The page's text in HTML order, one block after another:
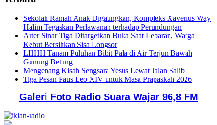
Sekolah Ramah Anak Digaungkan, Kompleks Xaverius Way
Halim Tegaskan Perlawanan terhadap Perundungan
Arter Sinar Tiga Ditargetkan Buka Saat Lebaran, Warga
Kebut Bersihkan Sisa Longsor
LHHH Tanam Puluhan Bibit Pala di Air Terjun Bawah
Gunung Betung
Mengenang Kisah Sengsara Yesus Lewat Jalan Salib
Tiga Pesan Paus Leo XIV untuk Masa Prapaskah 2026
Galeri Foto Radio Suara Wajar 96,8 FM